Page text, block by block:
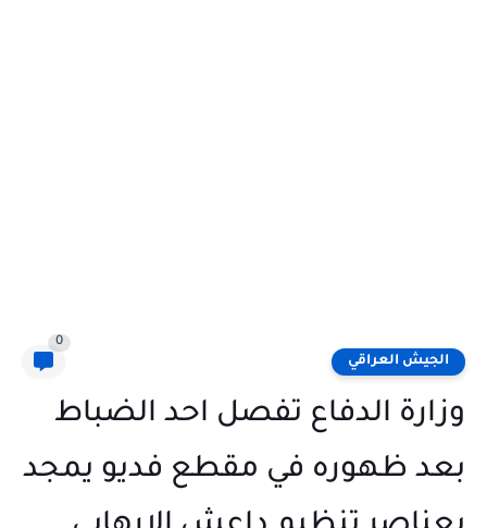
الجيش العراقي
0
وزارة الدفاع تفصل احد الضباط
بعد ظهوره في مقطع فديو يمجد